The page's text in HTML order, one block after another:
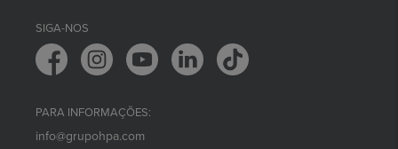
SIGA-NOS
PARA INFORMAÇÕES:
info@grupohpa.com